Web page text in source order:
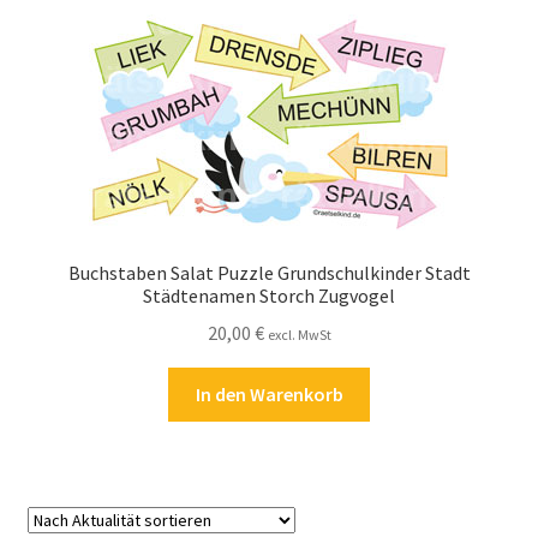
Buchstaben Salat Puzzle Grundschulkinder Stadt
Städtenamen Storch Zugvogel
20,00 € excl. MwSt
In den Warenkorb